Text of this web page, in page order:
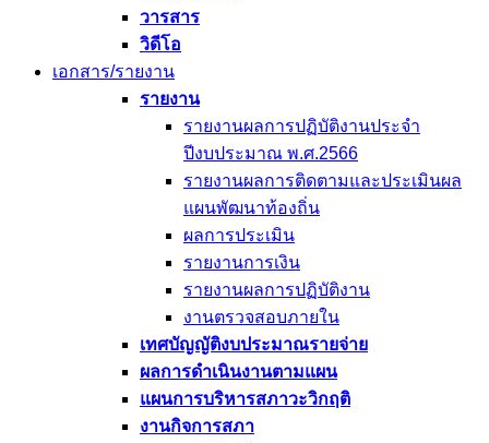
วารสาร
วิดีโอ
เอกสาร/รายงาน
รายงาน
รายงานผลการปฏิบัติงานประจำ
ปีงบประมาณ พ.ศ.2566
รายงานผลการติดตามและประเมินผล
แผนพัฒนาท้องถิ่น
ผลการประเมิน
รายงานการเงิน
รายงานผลการปฏิบัติงาน
งานตรวจสอบภายใน
เทศบัญญัติงบประมาณรายจ่าย
ผลการดำเนินงานตามแผน
แผนการบริหารสภาวะวิกฤติ
งานกิจการสภา